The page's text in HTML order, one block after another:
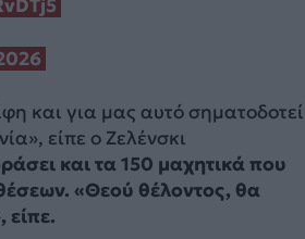
και για μας αυτό σηματοδοτεί
είπε ο Ζελένσκι
και τα 150 μαχητικά που
«Θεού θέλοντος, θα
είπε.